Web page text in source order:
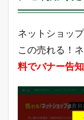
o
o
検
ワ
ー
ネットショッ
この売れる！
料でバナー告